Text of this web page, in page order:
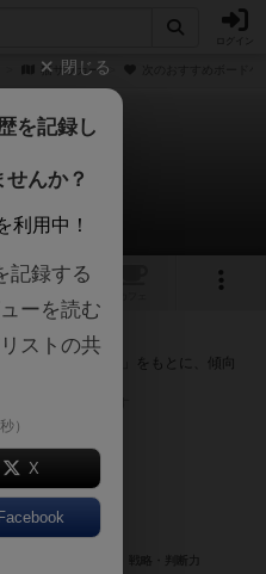
猫サッカー
カー
ードゲーム
すすめ
「プレイ感の評価」をもとに、傾向
介します。
閉じる
を記録し
んか？
利用中！
記録する
ーを読む
ストの共
）
X
Facebook